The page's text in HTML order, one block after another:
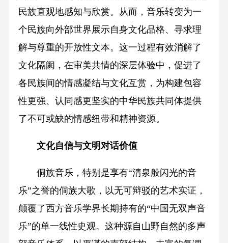
民族直观地感知与欣赏。从而，音乐转变为一
个民族向外部世界展示自身文化品格、寻求理
解与尊重的开放性文本。这一过程有效消解了
文化隔阂，在审美共情的深层体验中，促进了
各民族间的情感凝结与文化互赏，为构建包容
性更强、认同感更坚实的中华民族共同体提供
了不可或缺的情感纽带和精神资源。
文化自信与文明对话价值
侗族音乐，特别是享有“清泉般闪光的音
乐”之誉的侗族大歌，以无可辩驳的艺术实证，
颠覆了西方音乐学界长期持有的“中国无双声音
乐”的单一线性史观。这种源自山野自然的多声